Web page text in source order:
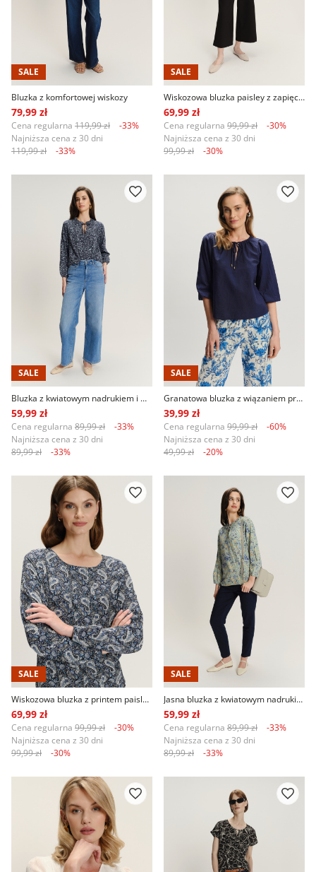
SALE
Bluzka z komfortowej wiskozy
79,99 zł
Cena regularna 119,99 zł
-33%
Najniższa cena z 30 dni
119,99 zł
-33%
SALE
Wiskozowa bluzka paisley z zapięciem typu łezka
69,99 zł
Cena regularna 99,99 zł
-30%
Najniższa cena z 30 dni
99,99 zł
-30%
SALE
Bluzka z kwiatowym nadrukiem i wiązaniem przy dekolcie
59,99 zł
Cena regularna 89,99 zł
-33%
Najniższa cena z 30 dni
89,99 zł
-33%
SALE
Granatowa bluzka z wiązaniem przy dekolcie
39,99 zł
Cena regularna 99,99 zł
-60%
Najniższa cena z 30 dni
49,99 zł
-20%
SALE
Wiskozowa bluzka z printem paisley długi rękaw
69,99 zł
Cena regularna 99,99 zł
-30%
Najniższa cena z 30 dni
99,99 zł
-30%
SALE
Jasna bluzka z kwiatowym nadrukiem
59,99 zł
Cena regularna 89,99 zł
-33%
Najniższa cena z 30 dni
89,99 zł
-33%